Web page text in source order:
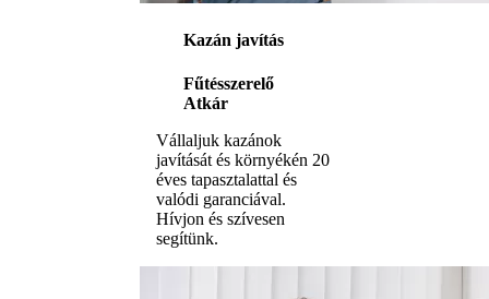
Kazán javítás
Fűtésszerelő
Atkár
Vállaljuk kazánok
javítását és környékén 20
éves tapasztalattal és
valódi garanciával.
Hívjon és szívesen
segítünk.